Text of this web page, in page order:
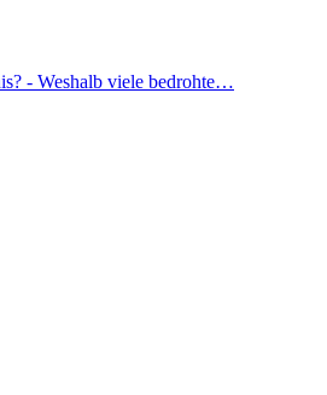
- Weshalb viele bedrohte…